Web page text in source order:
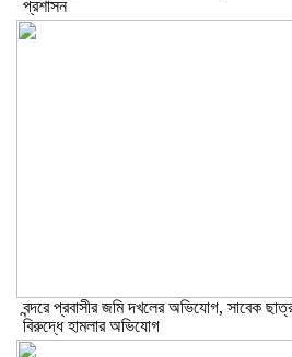
প্রশাসন
বন্দরে প্রবাসীর জমি দখলের অভিযোগ, সাবেক
বিরুদ্ধে হামলার অভিযোগ